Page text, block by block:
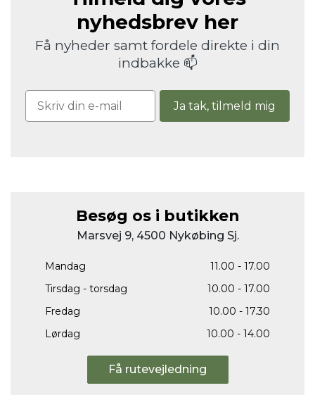
nyhedsbrev her
Få nyheder samt fordele direkte i din
indbakke 📫
Ja tak, tilmeld mig
Besøg os i butikken
Marsvej 9, 4500 Nykøbing Sj.
Mandag
11.00 - 17.00
Tirsdag - torsdag
10.00 - 17.00
Fredag
10.00 - 17.30
Lørdag
10.00 - 14.00
Få rutevejledning